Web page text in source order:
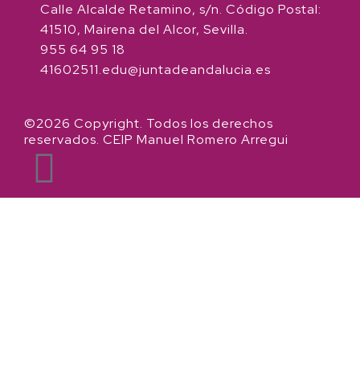
Calle Alcalde Retamino, s/n. Código Postal:
41510, Mairena del Alcor, Sevilla.
955 64 95 18
41602511.edu@juntadeandalucia.es
©2026 Copyright. Todos los derechos
reservados. CEIP Manuel Romero Arregui